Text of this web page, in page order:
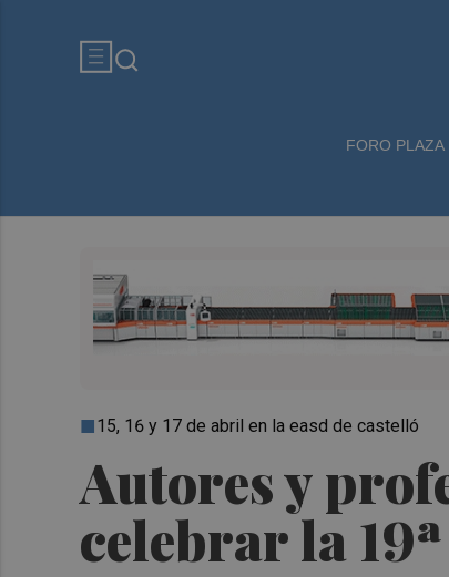
FORO PLAZA
Autores y
celebrar la
15, 16 y 17 de abril en la easd de castelló